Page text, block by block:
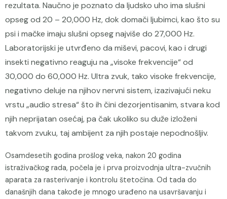
rezultata. Naučno je poznato da ljudsko uho ima slušni
opseg od 20 – 20,000 Hz, dok domači ljubimci, kao što su
psi i mačke imaju slušni opseg najviše do 27,000 Hz.
Laboratorijski je utvrđeno da miševi, pacovi, kao i drugi
insekti negativno reaguju na „visoke frekvencije“ od
30,000 do 60,000 Hz. Ultra zvuk, tako visoke frekvencije,
negativno deluje na njihov nervni sistem, izazivajući neku
vrstu „audio stresa“ što ih čini dezorjentisanim, stvara kod
njih neprijatan osećaj, pa čak ukoliko su duže izloženi
takvom zvuku, taj ambijent za njih postaje nepodnošljiv.
Osamdesetih godina prošlog veka, nakon 20 godina
istraživačkog rada, počela je i prva proizvodnja ultra-zvučnih
aparata za rasterivanje i kontrolu štetočina. Od tada do
današnjih dana takođe je mnogo urađeno na usavršavanju i